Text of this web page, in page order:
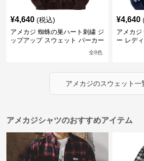
¥4,640 (税込)
アメカジ 蜘蛛の巣ハート刺繍 ジ
ップアップ スウェット パーカー
全8色
¥4,640
アメカジ
ー レデ
アメカジのスウェット一
アメカジシャツのおすすめアイテム